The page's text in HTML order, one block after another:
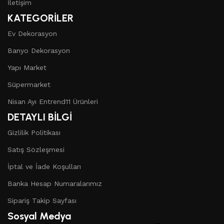
İletişim
KATEGORİLER
Ev Dekorasyon
Banyo Dekorasyon
Yapı Market
Süpermarket
Nisan Ayı Entrend11 Ürünleri
DETAYLI BİLGİ
Gizlilik Politikası
Satış Sözleşmesi
İptal ve İade Koşulları
Banka Hesap Numaralarımız
Sipariş Takip Sayfası
Sosyal Medya